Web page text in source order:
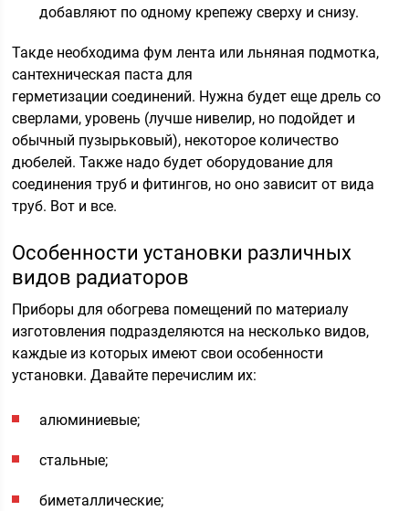
добавляют по одному крепежу сверху и снизу.
Такде необходима фум лента или льняная подмотка,
сантехническая паста для
герметизации соединений. Нужна будет еще дрель со
сверлами, уровень (лучше нивелир, но подойдет и
обычный пузырьковый), некоторое количество
дюбелей. Также надо будет оборудование для
соединения труб и фитингов, но оно зависит от вида
труб. Вот и все.
Особенности установки различных
видов радиаторов
Приборы для обогрева помещений по материалу
изготовления подразделяются на несколько видов,
каждые из которых имеют свои особенности
установки. Давайте перечислим их:
алюминиевые;
стальные;
биметаллические;